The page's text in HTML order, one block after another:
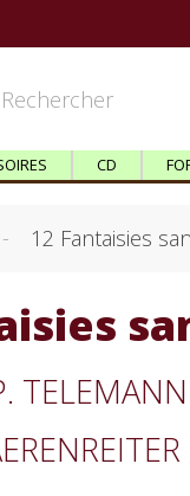
CD
12 Fantaisies
TELEMANN